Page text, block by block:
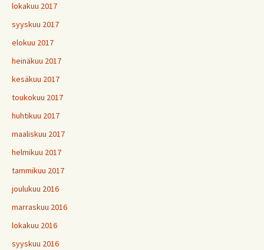
lokakuu 2017
syyskuu 2017
elokuu 2017
heinäkuu 2017
kesäkuu 2017
toukokuu 2017
huhtikuu 2017
maaliskuu 2017
helmikuu 2017
tammikuu 2017
joulukuu 2016
marraskuu 2016
lokakuu 2016
syyskuu 2016